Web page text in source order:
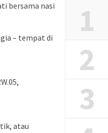
bersama nasi
– tempat di
atau
1
2
3